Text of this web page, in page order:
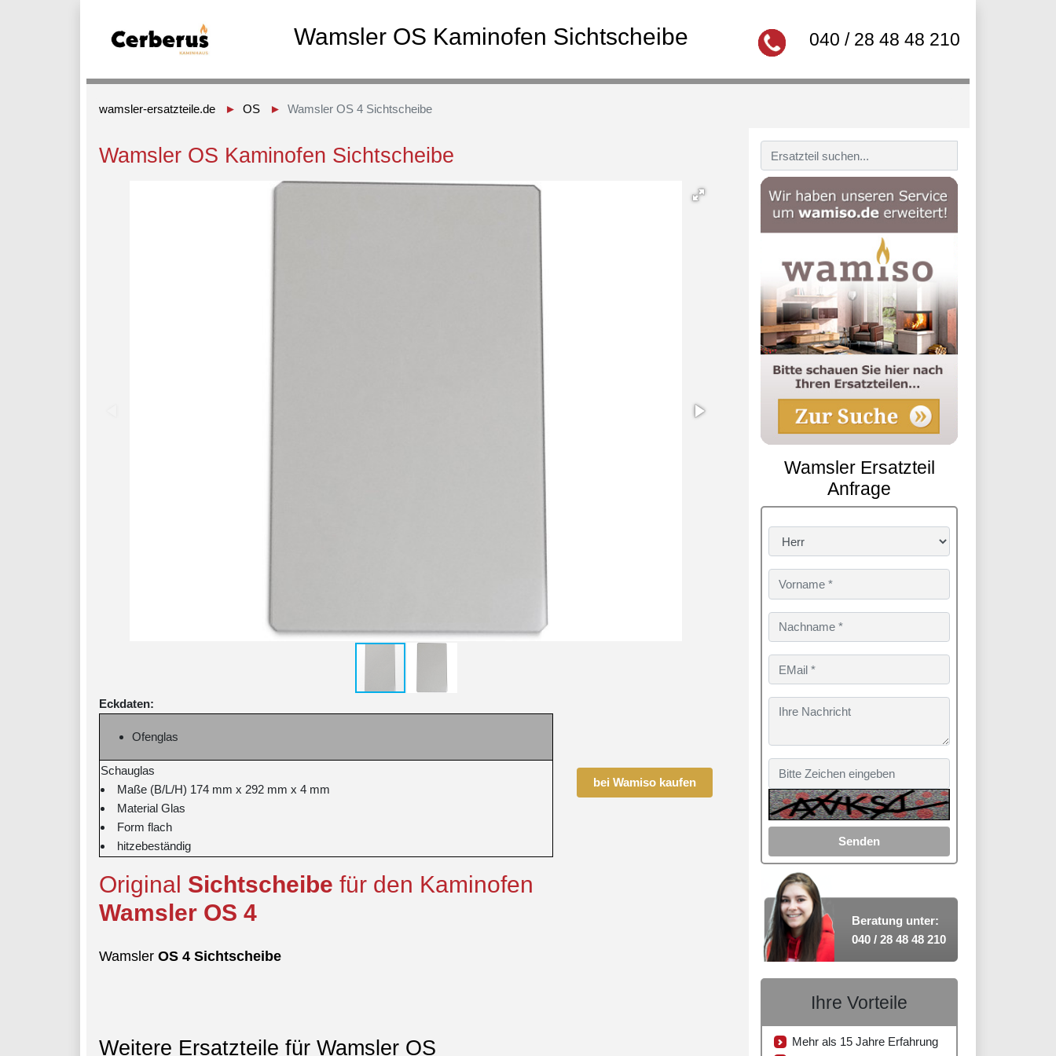
Wamsler OS Kaminofen Sichtscheibe 040 / 28 48 48 210
wamsler-ersatzteile.de OS Wamsler OS 4 Sichtscheibe
Wamsler OS Kaminofen Sichtscheibe
Eckdaten:
Ofenglas
Schauglas
Maße (B/L/H) 174 mm x 292 mm x 4 mm
Material Glas
Form flach
hitzebeständig
bei Wamiso kaufen
Original Sichtscheibe für den Kaminofen
Wamsler OS 4
Wamsler OS 4 Sichtscheibe
Weitere Ersatzteile für Wamsler OS
Wamsler Ersatzteil
Anfrage
Senden
Beratung unter:
040 / 28 48 48 210
Ihre Vorteile
Mehr als 15 Jahre Erfahrung